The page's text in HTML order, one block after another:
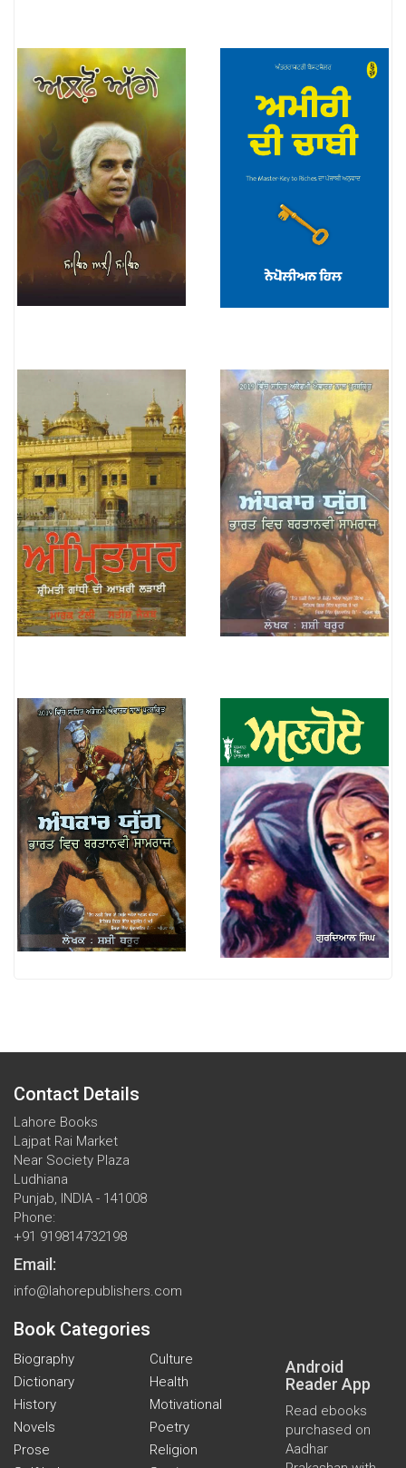
Contact Details
Lahore Books
Lajpat Rai Market
Near Society Plaza
Ludhiana
Punjab, INDIA - 141008
Phone:
+91 919814732198
Email:
info@lahorepublishers.com
Book Categories
Biography
Culture
Dictionary
Health
History
Motivational
Novels
Poetry
Prose
Religion
Android
Reader App
Read ebooks
purchased on
Aadhar